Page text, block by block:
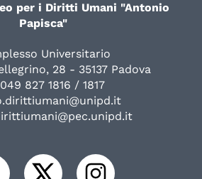
per i Diritti Umani "Antonio
Papisca"
Universitario
28 - 35137 Padova
827 1816 / 1817